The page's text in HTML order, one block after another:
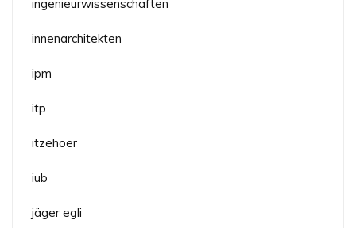
ingenieurwissenschaften
innenarchitekten
ipm
itp
itzehoer
iub
jäger egli